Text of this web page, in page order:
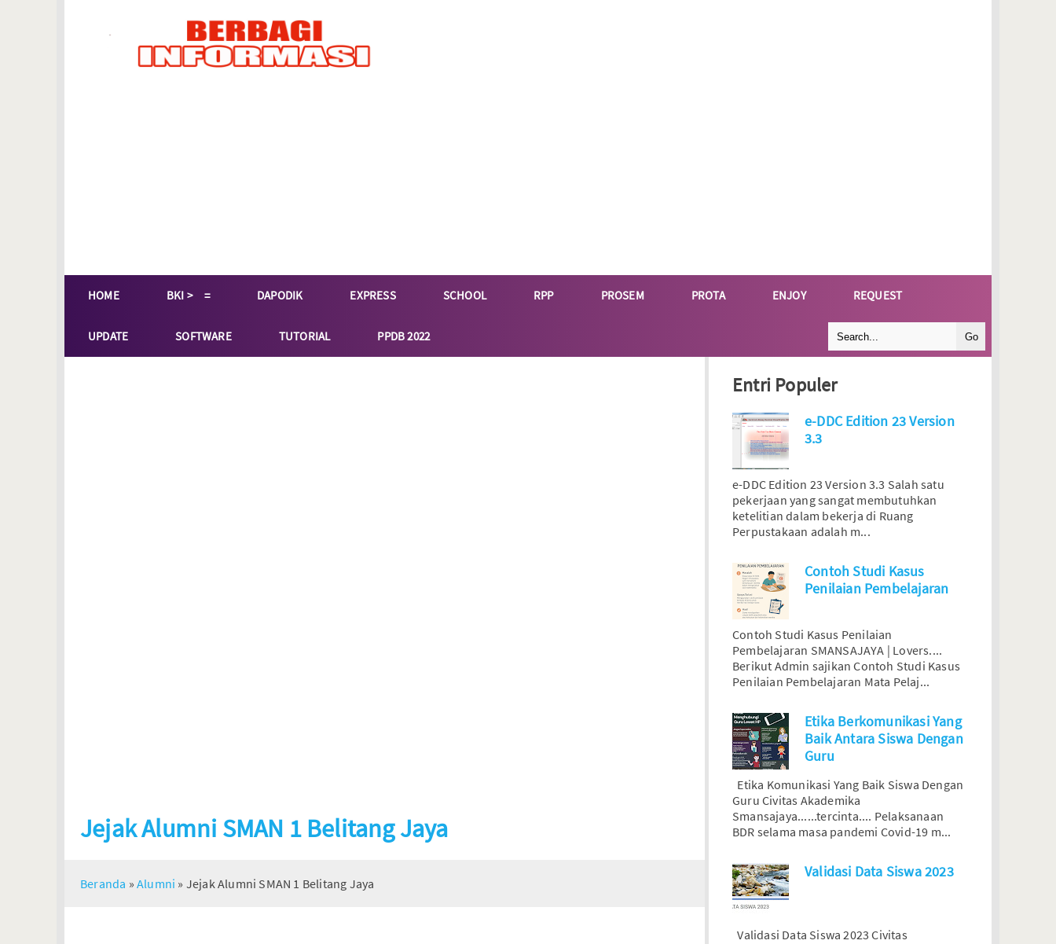
HOME BKI > DAPODIK EXPRESS SCHOOL RPP PROSEM PROTA ENJOY REQUEST
UPDATE SOFTWARE TUTORIAL PPDB 2022
Jejak Alumni SMAN 1 Belitang Jaya
Beranda »Alumni » Jejak Alumni SMAN 1 Belitang Jaya
Entri Populer
e-DDC Edition 23 Version
3.3
e-DDC Edition 23 Version 3.3 Salah satu
pekerjaan yang sangat membutuhkan
ketelitian dalam bekerja di Ruang
Perpustakaan adalah m...
Contoh Studi Kasus
Penilaian Pembelajaran
Contoh Studi Kasus Penilaian
Pembelajaran SMANSAJAYA | Lovers....
Berikut Admin sajikan Contoh Studi Kasus
Penilaian Pembelajaran Mata Pelaj...
Etika Berkomunikasi Yang
Baik Antara Siswa Dengan
Guru
Etika Komunikasi Yang Baik Siswa Dengan
Guru Civitas Akademika
Smansajaya......tercinta.... Pelaksanaan
BDR selama masa pandemi Covid-19 m...
Validasi Data Siswa 2023
Validasi Data Siswa 2023 Civitas